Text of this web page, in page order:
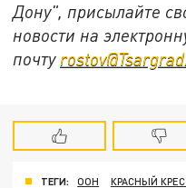
Дону", присылайте
новости на
почту
ТЕГИ: ООН КРАСНЫЙ